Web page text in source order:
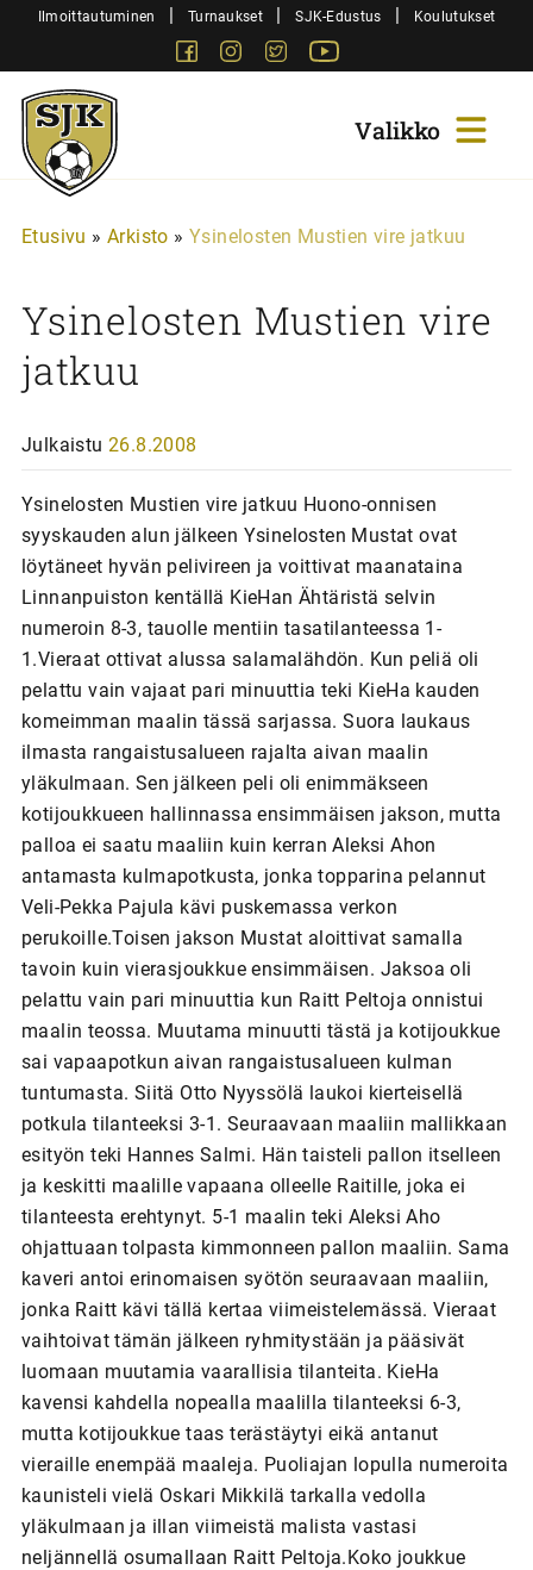
SiirryIlmoittautuminen | Turnaukset | SJK-Edustus | Koulutukset
FacebookInstagram
Twitter
Sjk-
Juniorit
Etusivu » Arkisto » Ysinelosten Mustien vire jatkuu
Ysinelosten Mustien vire
jatkuu
Julkaistu 26.8.2008
Ysinelosten Mustien vire jatkuu Huono-onnisen
syyskauden alun jälkeen Ysinelosten Mustat ovat
löytäneet hyvän pelivireen ja voittivat maanataina
Linnanpuiston kentällä KieHan Ähtäristä selvin
numeroin 8-3, tauolle mentiin tasatilanteessa 1-
1.Vieraat ottivat alussa salamalähdön. Kun peliä oli
pelattu vain vajaat pari minuuttia teki KieHa kauden
komeimman maalin tässä sarjassa. Suora laukaus
ilmasta rangaistusalueen rajalta aivan maalin
yläkulmaan. Sen jälkeen peli oli enimmäkseen
kotijoukkueen hallinnassa ensimmäisen jakson, mutta
palloa ei saatu maaliin kuin kerran Aleksi Ahon
antamasta kulmapotkusta, jonka topparina pelannut
Veli-Pekka Pajula kävi puskemassa verkon
perukoille.Toisen jakson Mustat aloittivat samalla
tavoin kuin vierasjoukkue ensimmäisen. Jaksoa oli
pelattu vain pari minuuttia kun Raitt Peltoja onnistui
maalin teossa. Muutama minuutti tästä ja kotijoukkue
sai vapaapotkun aivan rangaistusalueen kulman
tuntumasta. Siitä Otto Nyyssölä laukoi kierteisellä
potkula tilanteeksi 3-1. Seuraavaan maaliin mallikkaan
esityön teki Hannes Salmi. Hän taisteli pallon itselleen
ja keskitti maalille vapaana olleelle Raitille, joka ei
tilanteesta erehtynyt. 5-1 maalin teki Aleksi Aho
ohjattuaan tolpasta kimmonneen pallon maaliin. Sama
kaveri antoi erinomaisen syötön seuraavaan maaliin,
jonka Raitt kävi tällä kertaa viimeistelemässä. Vieraat
vaihtoivat tämän jälkeen ryhmitystään ja pääsivät
luomaan muutamia vaarallisia tilanteita. KieHa
kavensi kahdella nopealla maalilla tilanteeksi 6-3,
mutta kotijoukkue taas terästäytyi eikä antanut
vieraille enempää maaleja. Puoliajan lopulla numeroita
kaunisteli vielä Oskari Mikkilä tarkalla vedolla
yläkulmaan ja illan viimeistä malista vastasi
neljännellä osumallaan Raitt Peltoja.Koko joukkue